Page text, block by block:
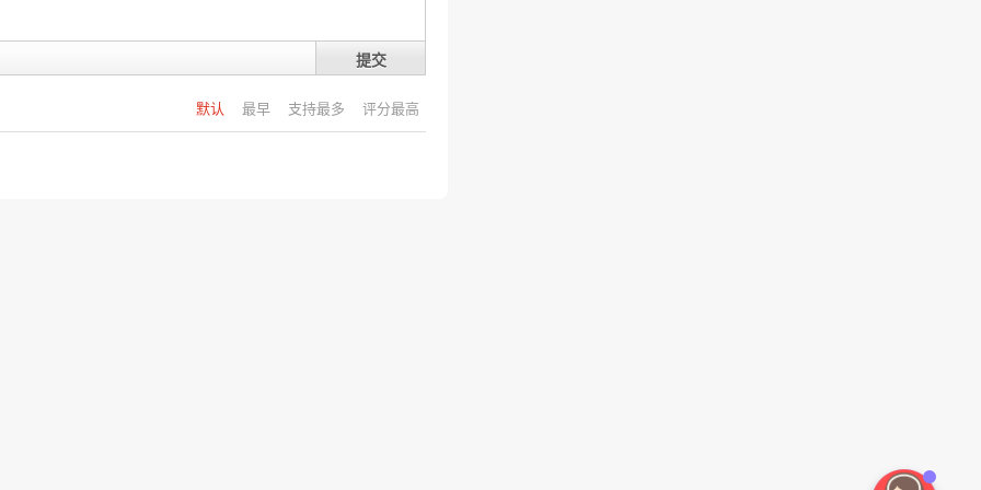
提交
默认 最早 支持最多 评分最高